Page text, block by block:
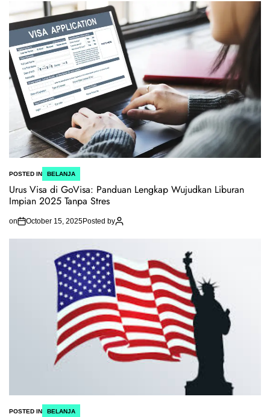
POSTED IN BELANJA
Urus Visa di GoVisa: Panduan Lengkap Wujudkan Liburan
Impian 2025 Tanpa Stres
on October 15, 2025Posted by
POSTED IN BELANJA